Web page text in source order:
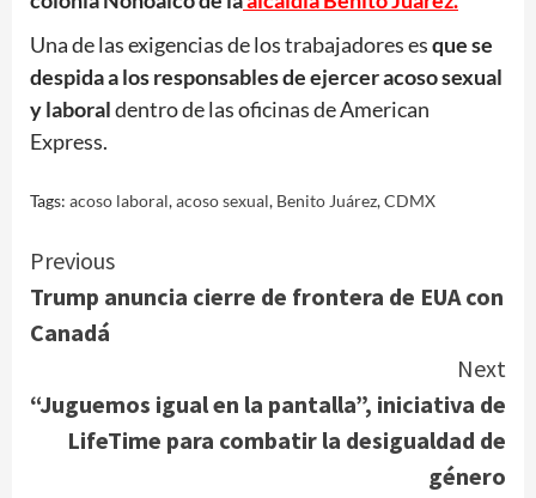
Una de las exigencias de los trabajadores esque se
despida a los responsables de ejercer acoso sexual
y laboraldentro de las oficinas de American
Express.
Tags: acoso laboral,acoso sexual, Benito Juárez,CDMX
Continue
Reading
Previous
Trump anuncia cierre de frontera de EUA con
Canadá
Next
“Juguemos igual en la pantalla”, iniciativa de
LifeTime para combatir la desigualdad de
género